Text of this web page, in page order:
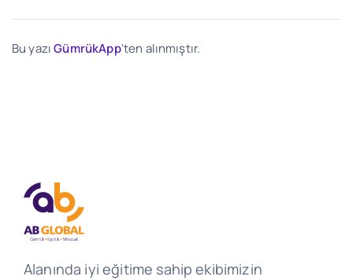
Bu yazıGümrükApp'ten alınmıştır.
Alanında iyi eğitime sahip ekibimizin